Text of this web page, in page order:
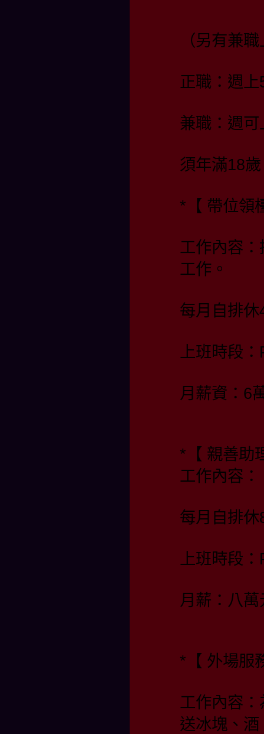
（另有兼
正職：週
兼職：週
須年滿18歲
*【 帶位領
工作內容
工作。
每月自排休
上班時段
月薪資：6
*【 親善助
工作內容
每月自排休
上班時段
月薪：八萬
*【 外場服
工作內容
送冰塊、